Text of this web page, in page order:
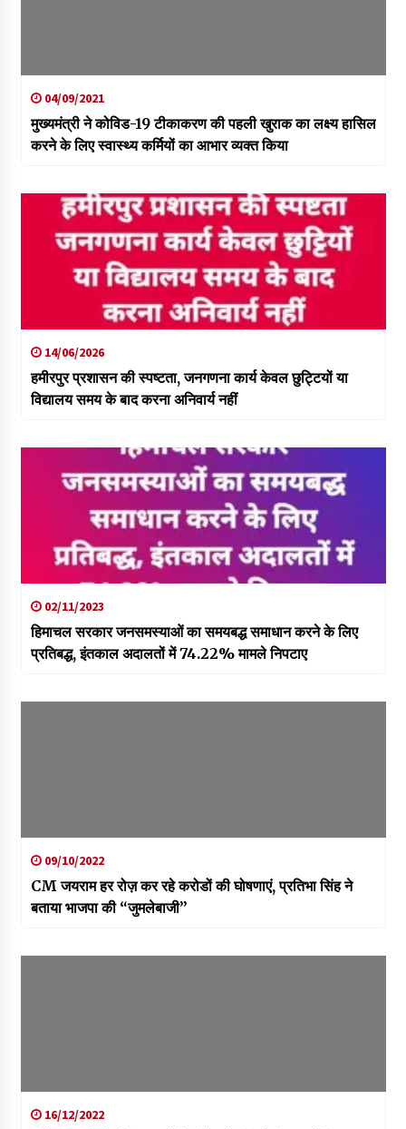
04/09/2021
मुख्यमंत्री ने कोविड-19 टीकाकरण की पहली खुराक का लक्ष्य हासिल
करने के लिए स्वास्थ्य कर्मियों का आभार व्यक्त किया
14/06/2026
हमीरपुर प्रशासन की स्पष्टता, जनगणना कार्य केवल छुट्टियों या
विद्यालय समय के बाद करना अनिवार्य नहीं
02/11/2023
हिमाचल सरकार जनसमस्याओं का समयबद्ध समाधान करने के लिए
प्रतिबद्ध, इंतकाल अदालतों में 74.22% मामले निपटाए
09/10/2022
CM जयराम हर रोज़ कर रहे करोडों की घोषणाएं, प्रतिभा सिंह ने
बताया भाजपा की “जुमलेबाजी”
16/12/2022